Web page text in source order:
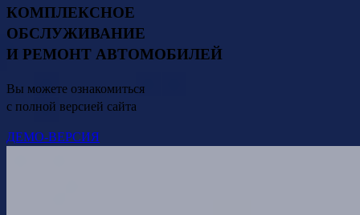
КОМПЛЕКСНОЕ
ОБСЛУЖИВАНИЕ
И РЕМОНТ АВТОМОБИЛЕЙ
Вы можете ознакомиться
с полной версией сайта
ДЕМО-ВЕРСИЯ